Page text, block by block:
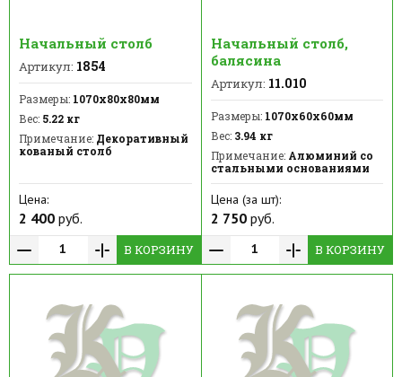
Начальный столб
Артикул: 1854
Размеры: 1070х80х80мм
Вес: 5.22 кг
Примечание: Декоративный
кованый столб
Цена:
2 400 руб.
В КОРЗИНУ
Начальный столб,
балясина
Артикул: 11.010
Размеры:1070х60х60мм
Вес:3.94 кг
Примечание:Алюминий со
стальными основаниями
Цена (за шт):
2 750руб.
В КОРЗИНУ